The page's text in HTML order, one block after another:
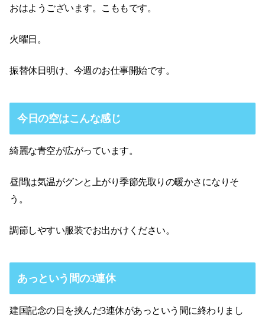
おはようございます。こももです。
火曜日。
振替休日明け、今週のお仕事開始です。
今日の空はこんな感じ
綺麗な青空が広がっています。
昼間は気温がグンと上がり季節先取りの暖かさになりそ
う。
調節しやすい服装でお出かけください。
あっという間の3連休
建国記念の日を挟んだ3連休があっという間に終わりまし